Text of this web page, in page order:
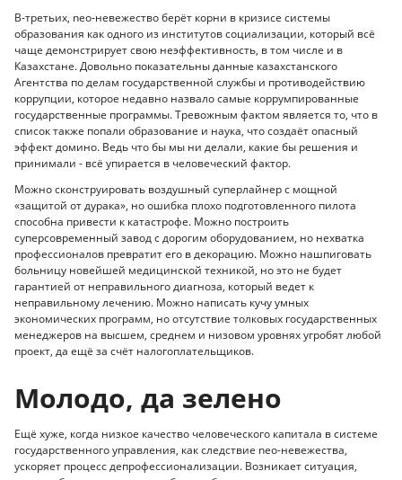
В-третьих, neo-невежество берёт корни в кризисе системы
образования как одного из институтов социализации, который всё
чаще демонстрирует свою неэффективность, в том числе и в
Казахстане. Довольно показательны данные казахстанского
Агентства по делам государственной службы и противодействию
коррупции, которое недавно назвало самые коррумпированные
государственные программы. Тревожным фактом является то, что в
список также попали образование и наука, что создаёт опасный
эффект домино. Ведь что бы мы ни делали, какие бы решения и
принимали - всё упирается в человеческий фактор.
Можно сконструировать воздушный суперлайнер с мощной
«защитой от дурака», но ошибка плохо подготовленного пилота
способна привести к катастрофе. Можно построить
суперсовременный завод с дорогим оборудованием, но нехватка
профессионалов превратит его в декорацию. Можно нашпиговать
больницу новейшей медицинской техникой, но это не будет
гарантией от неправильного диагноза, который ведет к
неправильному лечению. Можно написать кучу умных
экономических программ, но отсутствие толковых государственных
менеджеров на высшем, среднем и низовом уровнях угробят любой
проект, да ещё за счёт налогоплательщиков.
Молодо, да зелено
Ещё хуже, когда низкое качество человеческого капитала в системе
государственного управления, как следствие neo-невежества,
ускоряет процесс депрофессионализации. Возникает ситуация,